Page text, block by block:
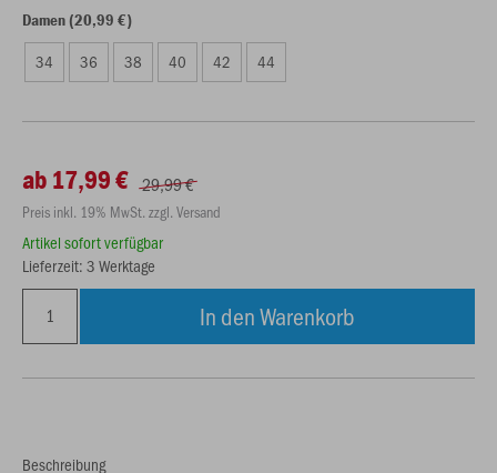
Damen (20,99 €)
34 36 38 40 42 44
ab 17,99 € 29,99 €
Preis inkl. 19% MwSt. zzgl. Versand
Artikel sofort verfügbar
Lieferzeit: 3 Werktage
In den Warenkorb
Beschreibung